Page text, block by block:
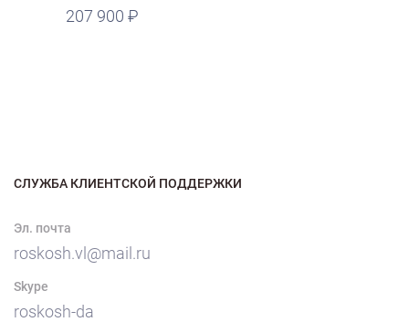
207 900
СЛУЖБА КЛИЕНТСКОЙ ПОДДЕРЖКИ
Эл. почта
roskosh.vl@mail.ru
Skype
roskosh-da